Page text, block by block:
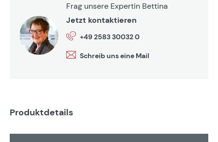
Frag unsere Expertin Bettina
Jetzt kontaktieren
+49 2583 30032 0
Schreib uns eine Mail
Produktdetails